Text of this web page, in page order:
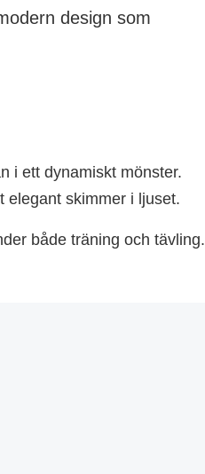
design som
i ett dynamiskt mönster.
elegant skimmer i ljuset.
både träning och tävling.